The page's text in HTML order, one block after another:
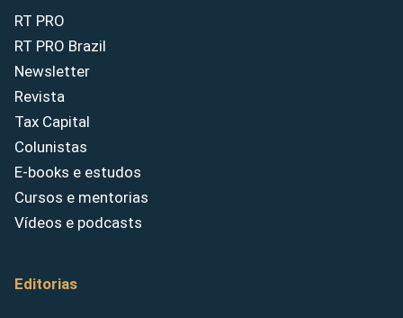
RT PRO
RT PRO Brazil
Newsletter
Revista
Tax Capital
Colunistas
E-books e estudos
Cursos e mentorias
Vídeos e podcasts
Editorias